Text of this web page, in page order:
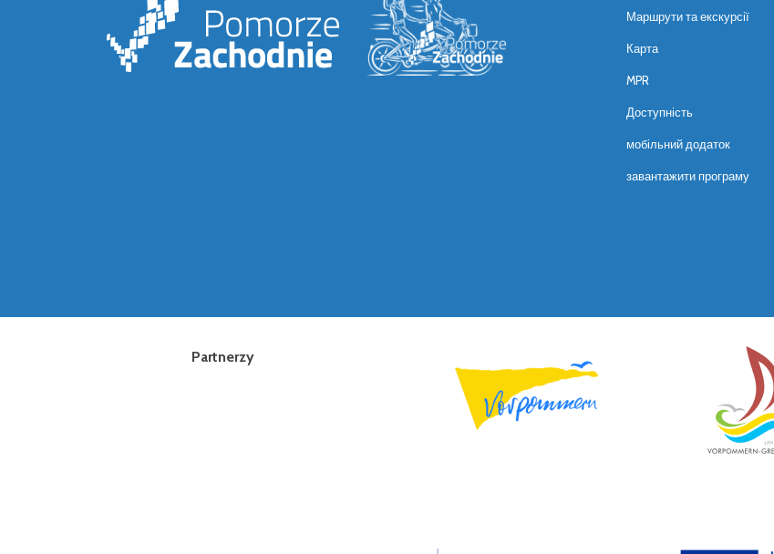
Маршрути та екскурсії
Карта
MPR
Доступність
мобільний додаток
завантажити програму
Partnerzy